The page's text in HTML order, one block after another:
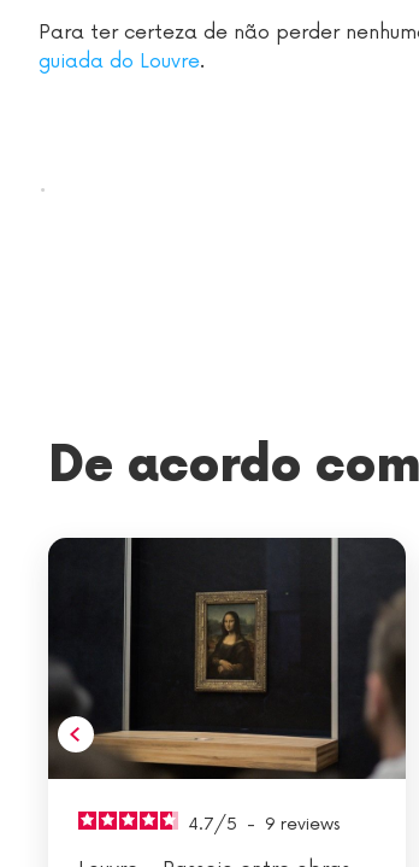
Para ter certeza de não perder
guiada do Louvre.
.
De acordo
4.7/5 - 9 reviews